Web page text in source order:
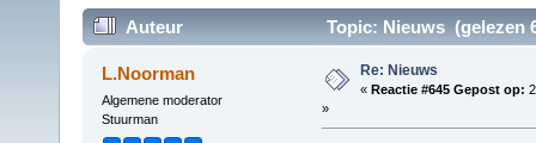
Auteur Topic: Nieuws (gelezen
L.Noorman
Algemene moderator
Stuurman
Re: Nieuws
« Reactie #645 Gepost op:
»